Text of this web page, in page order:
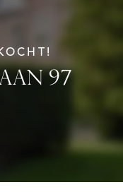
97